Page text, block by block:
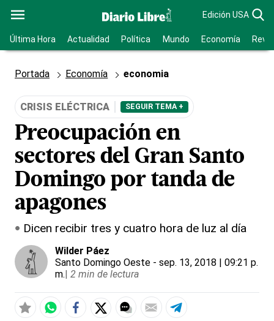
Edición USA
Última Hora Actualidad Política Mundo Economía
Portada Economía economia
CRISIS ELÉCTRICA SEGUIR TEMA +
Preocupación en
sectores del Gran Santo
Domingo por tanda de
apagones
Dicen recibir tres y cuatro hora de luz al día
Wilder Páez
Santo Domingo Oeste - sep. 13, 2018 | 09:21 p.
m.| 2 min de lectura